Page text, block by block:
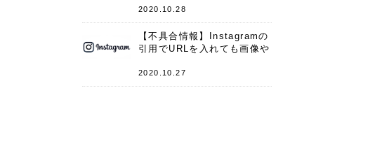
2020.10.28
【不具合情報】Instagramの
引用でURLを入れても画像や
件
2020.10.27